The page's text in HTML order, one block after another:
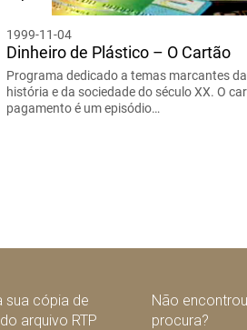
1999-11-04
Dinheiro de Plástico – O Cartão
Programa dedicado a temas marcantes da
história e da sociedade do século XX. O
pagamento é um episódio…
sua cópia de
arquivo RTP
Não
procura?